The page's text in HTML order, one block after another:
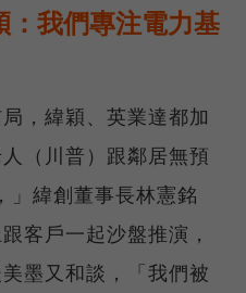
我們專注電力基
，緯穎、英業達都加
（川普）跟鄰居無預
」緯創董事長林憲銘
客戶一起沙盤推演，
墨又和談，「我們被